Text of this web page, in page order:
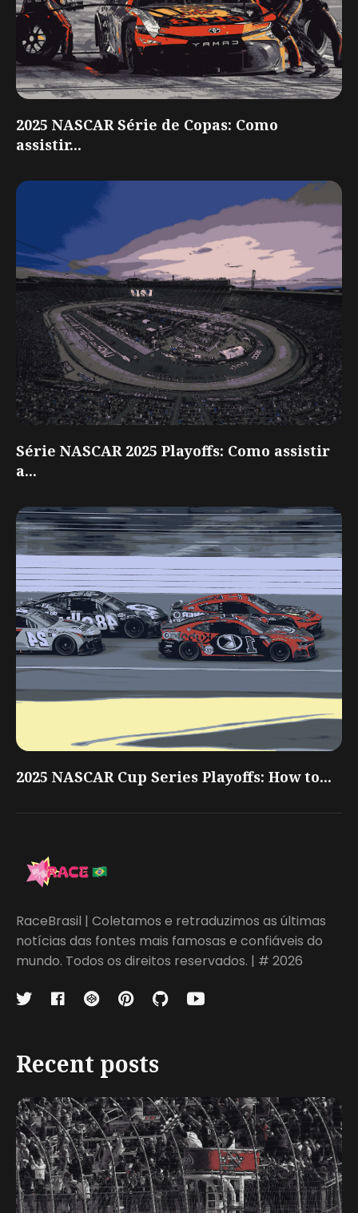
2025 NASCAR Série de Copas: Como
assistir...
Série NASCAR 2025 Playoffs: Como assistir
a...
2025 NASCAR Cup Series Playoffs: How to...
RaceBrasil | Coletamos e retraduzimos as últimas
notícias das fontes mais famosas e confiáveis do
mundo. Todos os direitos reservados. | # 2026
Recent posts